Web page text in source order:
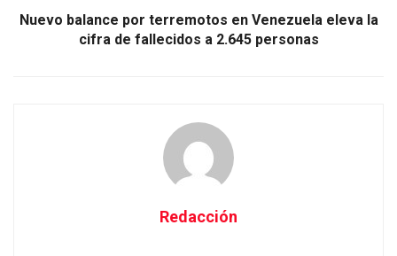
Nuevo balance por terremotos en Venezuela eleva la
cifra de fallecidos a 2.645 personas
Redacción